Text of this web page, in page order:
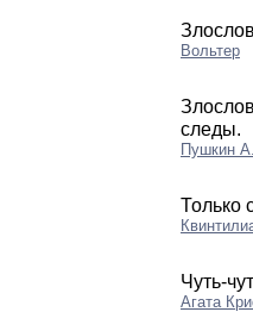
Вольтер
следы.
Пушкин
Только
Чуть-
Агата